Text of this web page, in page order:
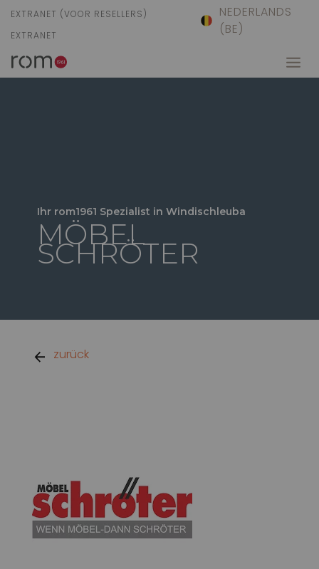
EXTRANET (VOOR RESELLERS)
EXTRANET
NEDERLANDS
(BE)
Ihr rom1961 Spezialist in Windischleuba
MÖBEL
SCHRÖTER
zurück